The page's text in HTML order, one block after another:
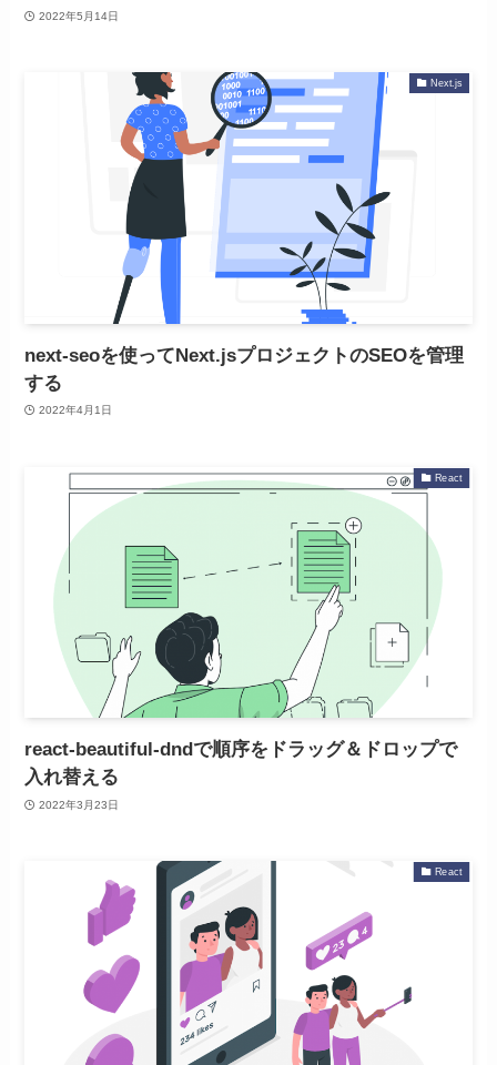
2022年5月14日
Next.js
next-seoを使ってNext.jsプロジェクトのSEOを管理
する
2022年4月1日
React
react-beautiful-dndで順序をドラッグ＆ドロップで
入れ替える
2022年3月23日
React